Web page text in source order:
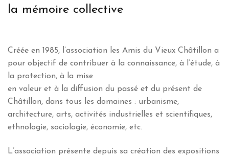
la mémoire collective
Créée en 1985, l’association les Amis du Vieux Châtillon a
pour objectif de contribuer à la connaissance, à l’étude, à
la protection, à la mise
en valeur et à la diffusion du passé et du présent de
Châtillon, dans tous les domaines : urbanisme,
architecture, arts, activités industrielles et scientifiques,
ethnologie, sociologie, économie, etc.
L’association présente depuis sa création des expositions